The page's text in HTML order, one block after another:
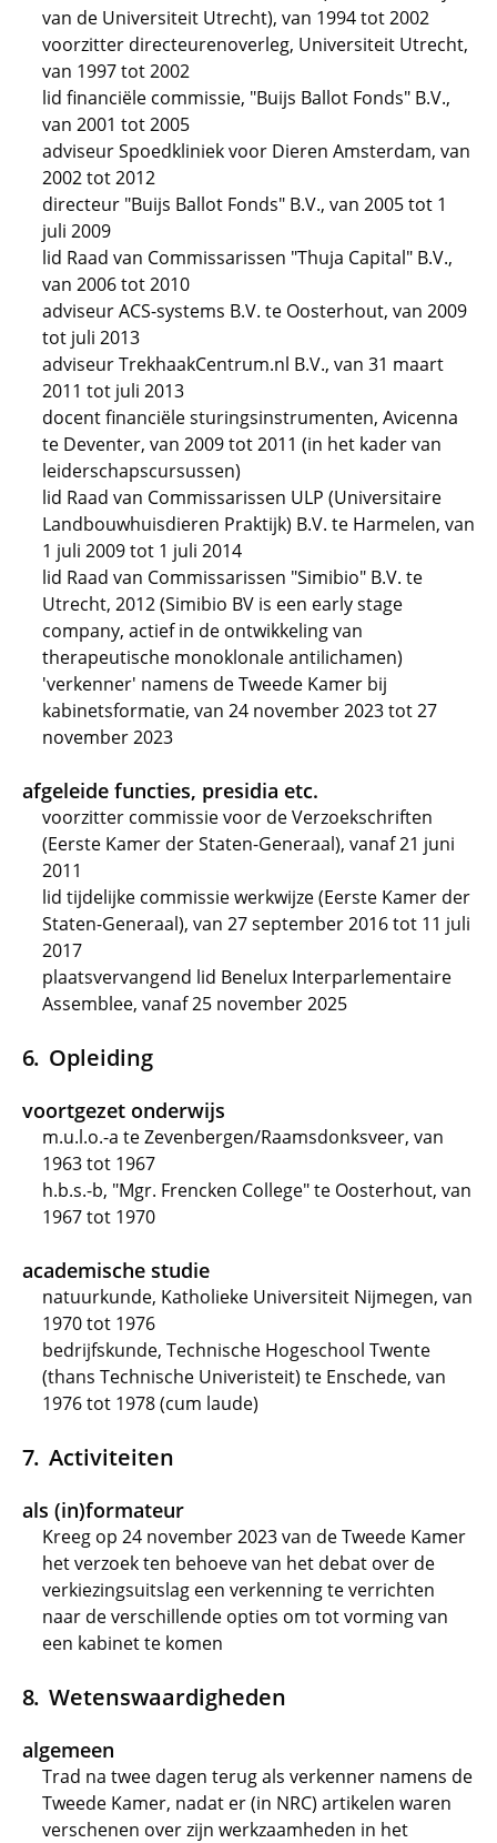
van de Universiteit Utrecht), van 1994 tot 2002
voorzitter directeurenoverleg, Universiteit Utrecht,
van 1997 tot 2002
lid financiële commissie, "Buijs Ballot Fonds" B.V.,
van 2001 tot 2005
adviseur Spoedkliniek voor Dieren Amsterdam, van
2002 tot 2012
directeur "Buijs Ballot Fonds" B.V., van 2005 tot 1
juli 2009
lid Raad van Commissarissen "Thuja Capital" B.V.,
van 2006 tot 2010
adviseur ACS-systems B.V. te Oosterhout, van 2009
tot juli 2013
adviseur TrekhaakCentrum.nl B.V., van 31 maart
2011 tot juli 2013
docent financiële sturingsinstrumenten, Avicenna
te Deventer, van 2009 tot 2011 (in het kader van
leiderschapscursussen)
lid Raad van Commissarissen ULP (Universitaire
Landbouwhuisdieren Praktijk) B.V. te Harmelen, van
1 juli 2009 tot 1 juli 2014
lid Raad van Commissarissen "Simibio" B.V. te
Utrecht, 2012 (Simibio BV is een early stage
company, actief in de ontwikkeling van
therapeutische monoklonale antilichamen)
'verkenner' namens de Tweede Kamer bij
kabinetsformatie, van 24 november 2023 tot 27
november 2023
afgeleide functies, presidia etc.
voorzitter commissie voor de Verzoekschriften
(Eerste Kamer der Staten-Generaal), vanaf 21 juni
2011
lid tijdelijke commissie werkwijze (Eerste Kamer der
Staten-Generaal), van 27 september 2016 tot 11 juli
2017
plaatsvervangend lid Benelux Interparlementaire
Assemblee, vanaf 25 november 2025
Opleiding
voortgezet onderwijs
m.u.l.o.-a te Zevenbergen/Raamsdonksveer, van
1963 tot 1967
h.b.s.-b, "Mgr. Frencken College" te Oosterhout, van
1967 tot 1970
academische studie
natuurkunde, Katholieke Universiteit Nijmegen, van
1970 tot 1976
bedrijfskunde, Technische Hogeschool Twente
(thans Technische Univeristeit) te Enschede, van
1976 tot 1978 (cum laude)
Activiteiten
als (in)formateur
Kreeg op 24 november 2023 van de Tweede Kamer
het verzoek ten behoeve van het debat over de
verkiezingsuitslag een verkenning te verrichten
naar de verschillende opties om tot vorming van
een kabinet te komen
Wetenswaardigheden
algemeen
Trad na twee dagen terug als verkenner namens de
Tweede Kamer, nadat er (in NRC) artikelen waren
verschenen over zijn werkzaamheden in het